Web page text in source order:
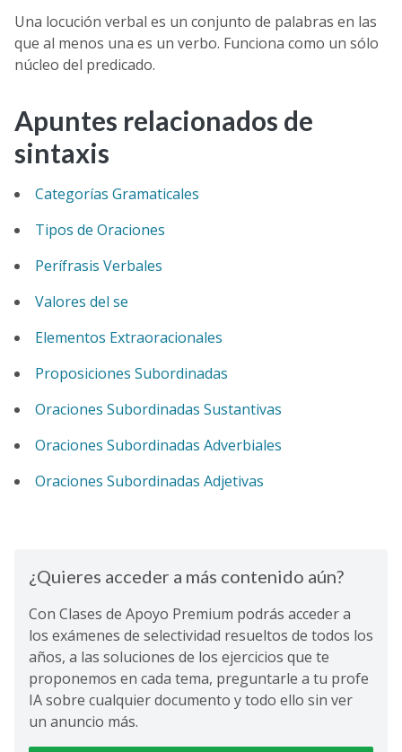
Una locución verbal es un conjunto de palabras en las
que al menos una es un verbo. Funciona como un sólo
núcleo del predicado.
Apuntes relacionados de
sintaxis
Categorías Gramaticales
Tipos de Oraciones
Perífrasis Verbales
Valores del se
Elementos Extraoracionales
Proposiciones Subordinadas
Oraciones Subordinadas Sustantivas
Oraciones Subordinadas Adverbiales
Oraciones Subordinadas Adjetivas
¿Quieres acceder a más contenido aún?
Con Clases de Apoyo Premium podrás acceder a
los exámenes de selectividad resueltos de todos los
años, a las soluciones de los ejercicios que te
proponemos en cada tema, preguntarle a tu profe
IA sobre cualquier documento y todo ello sin ver
un anuncio más.